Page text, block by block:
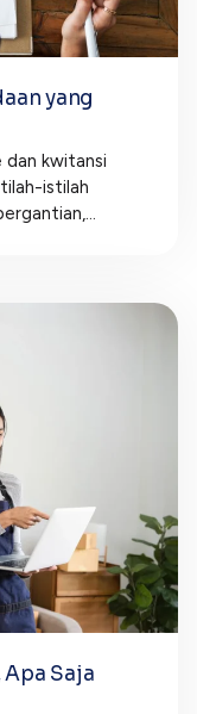
yang
dan kwitansi
istilah
Saja